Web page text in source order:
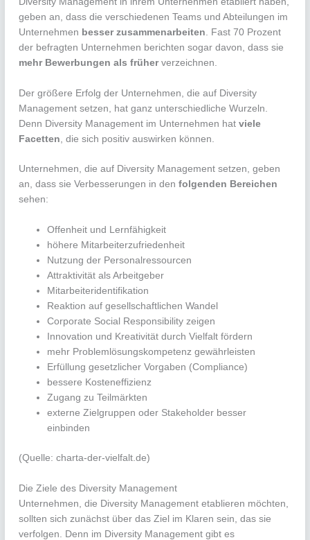
geben an, dass die verschiedenen Teams und Abteilungen im
Unternehmen besser zusammenarbeiten . Fast 70 Prozent
der befragten Unternehmen berichten sogar davon, dass sie
mehr Bewerbungen als früherverzeichnen.
Der größere Erfolg der Unternehmen, die auf Diversity
Management setzen, hat ganz unterschiedliche Wurzeln.
Denn Diversity Management im Unternehmen hatviele
Facetten , die sich positiv auswirken können.
Unternehmen, die auf Diversity Management setzen, geben
an, dass sie Verbesserungen in denfolgenden Bereichen
sehen:
Offenheit und Lernfähigkeit
höhere Mitarbeiterzufriedenheit
Nutzung der Personalressourcen
Attraktivität als Arbeitgeber
Mitarbeiteridentifikation
Reaktion auf gesellschaftlichen Wandel
Corporate Social Responsibility zeigen
Innovation und Kreativität durch Vielfalt fördern
mehr Problemlösungskompetenz gewährleisten
Erfüllung gesetzlicher Vorgaben (Compliance)
bessere Kosteneffizienz
Zugang zu Teilmärkten
externe Zielgruppen oder Stakeholder besser
einbinden
(Quelle: charta-der-vielfalt.de)
Die Ziele des Diversity Management
Unternehmen, die Diversity Management etablieren möchten,
sollten sich zunächst über das Ziel im Klaren sein, das sie
verfolgen. Denn im Diversity Management gibt es